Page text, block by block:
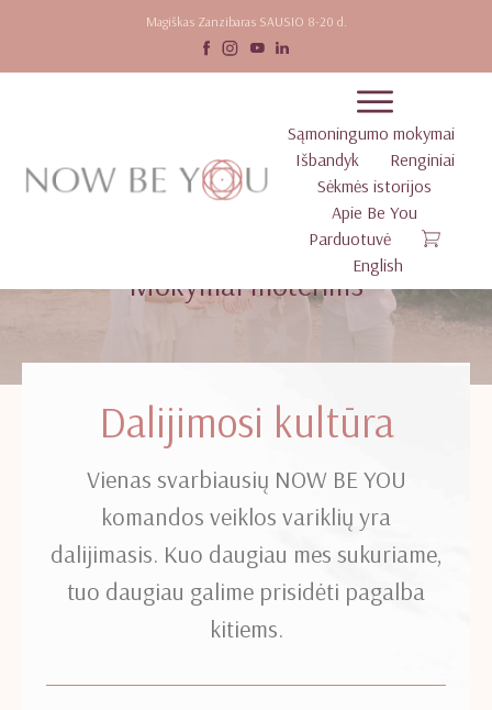
Magiškas Zanzibaras SAUSIO 8-20 d.
Sąmoningumo mokymai
Išbandyk
Renginiai
Sėkmės istorijos
Apie Be You
Parduotuvė
English
Mokymai moterims
Dalijimosi kultūra
Vienas svarbiausių NOW BE YOU
komandos veiklos variklių yra
dalijimasis. Kuo daugiau mes sukuriame,
tuo daugiau galime prisidėti pagalba
kitiems.